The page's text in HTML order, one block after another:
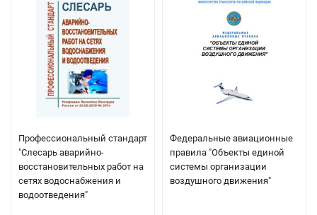
Профессиональный стандарт
"Слесарь аварийно-
восстановительных работ на
сетях водоснабжения и
водоотведения"
Федеральные авиационные
правила "Объекты единой
системы организации
воздушного движения"